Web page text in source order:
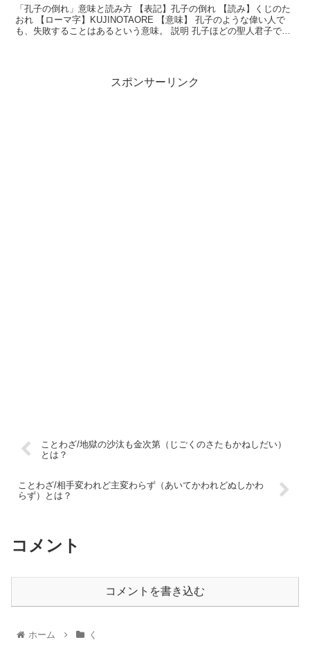
「孔子の倒れ」意味と読み方 【表記】孔子の倒れ 【読み】くじのた
おれ 【ローマ字】KUJINOTAORE 【意味】 孔子のような偉い人で
も、失敗することはあるという意味。 説明 孔子ほどの聖人君子であ
スポンサーリンク
ことわざ/地獄の沙汰も金次第（じごくのさたもかねしだい）
とは？
ことわざ/相手変われど主変わらず（あいてかわれどぬしかわ
らず）とは？
コメント
コメントを書き込む
ホーム く